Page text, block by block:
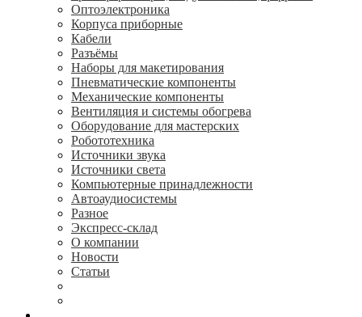
Oптоэлектроника
Корпуса приборные
Кабели
Разъёмы
Наборы для макетирования
Пневматические компоненты
Механические компоненты
Вентиляция и системы обогрева
Оборудование для мастерских
Робототехника
Источники звука
Источники света
Компьютерные принадлежности
Автоаудиосистемы
Разное
Экспресс-склад
О компании
Новости
Статьи